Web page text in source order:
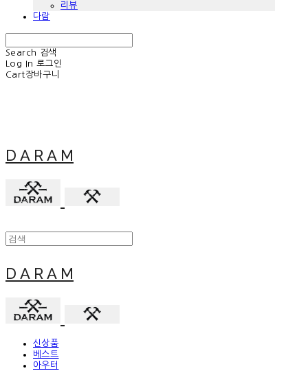
리뷰
다람
Search
검색
Log In 로그인
Cart장바구니
D A R A M
D A R A M
신상품
베스트
아우터